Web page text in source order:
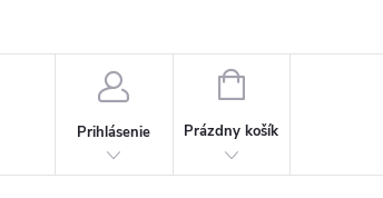
Prihlásenie
NÁKUPNÝ
Prázdny košík